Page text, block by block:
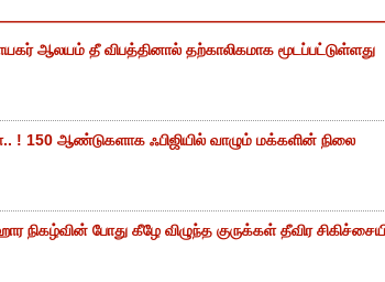
ஆலயம் தீ விபத்தினால் தற்காலிகமாக மூடப்பட்டுள்ளது
! 150 ஆண்டுகளாக ஃபிஜியில் வாழும் மக்களின் நிலை
நிகழ்வின் போது கீழே விழுந்த குருக்கள் தீவிர